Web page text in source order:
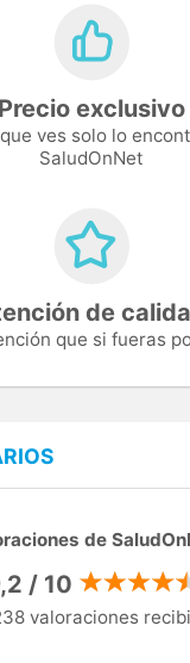
Precio exclusivo
ves solo lo
SaludOnNet
de
que si fueras
de
/ 10
valoraciones